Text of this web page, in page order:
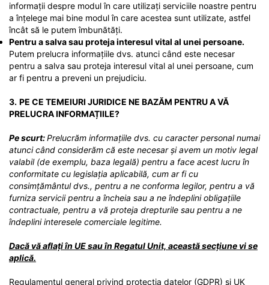
informații despre modul în care utilizați serviciile noastre pentru
a înțelege mai bine modul în care acestea sunt utilizate, astfel
încât să le putem îmbunătăți.
Pentru a salva sau proteja interesul vital al unei persoane.
Putem prelucra informațiile dvs. atunci când este necesar
pentru a salva sau proteja interesul vital al unei persoane, cum
ar fi pentru a preveni un prejudiciu.
3. PE CE TEMEIURI JURIDICE NE BAZĂM PENTRU A VĂ
PRELUCRA INFORMAȚIILE?
Pe scurt:Prelucrăm informațiile dvs. cu caracter personal numai
atunci când considerăm că este necesar și avem un motiv legal
valabil (de exemplu, baza legală) pentru a face acest lucru în
conformitate cu legislația aplicabilă, cum ar fi cu
consimțământul dvs., pentru a ne conforma legilor, pentru a vă
furniza servicii pentru a încheia sau a ne îndeplini obligațiile
contractuale, pentru a vă proteja drepturile sau pentru a ne
îndeplini interesele comerciale legitime.
Dacă vă aflați în UE sau în Regatul Unit, această secțiune vi se
aplică.
Regulamentul general privind protecția datelor (GDPR) și UK